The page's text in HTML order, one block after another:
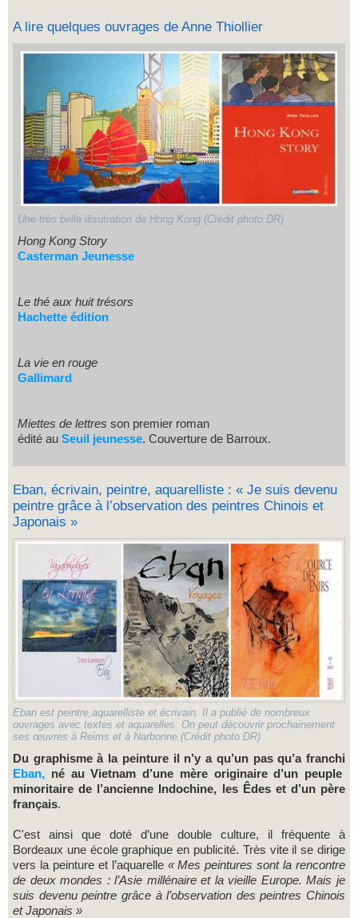
A lire quelques ouvrages de Anne Thiollier
Une très belle illsutration de Hong Kong (Crédit photo DR)
Hong Kong Story
Casterman Jeunesse
Le thé aux huit trésors
Hachette édition
La vie en rouge
Gallimard
Miettes de lettres son premier roman
édité au Seuil jeunesse. Couverture de Barroux.
Eban, écrivain, peintre, aquarelliste : « Je suis devenu
peintre grâce à l’observation des peintres Chinois et
Japonais »
Eban est peintre,aquarelliste et écrivain. Il a publié de nombreux
ouvrages avec textes et aquarelles. On peut découvrir prochainement
ses œuvres à Reims et à Narbonne.(Crédit photo DR)
Du graphisme à la peinture il n’y a qu’un pas qu’a franchi
Eban, né au Vietnam d’une mère originaire d’un peuple
minoritaire de l’ancienne Indochine, les Êdes et d’un père
français.
C'est ainsi que doté d’une double culture, il fréquente à
Bordeaux une école graphique en publicité. Très vite il se dirige
vers la peinture et l’aquarelle « Mes peintures sont la rencontre
de deux mondes : l’Asie millénaire et la vieille Europe. Mais je
suis devenu peintre grâce à l’observation des peintres Chinois
et Japonais »